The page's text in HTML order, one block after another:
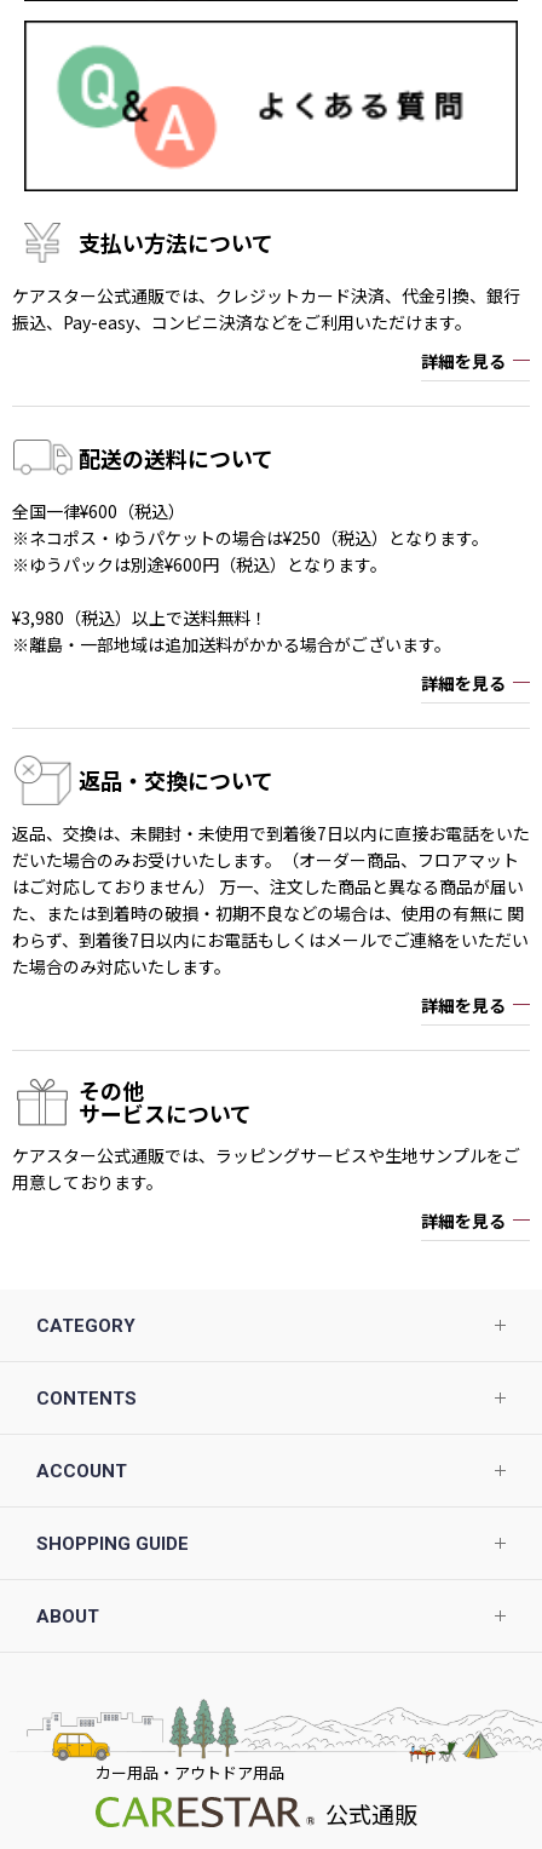
支払い方法について
ケアスター公式通販では、クレジットカード決済、代金引換、銀行
振込、Pay-easy、コンビニ決済などをご利用いただけます。
詳細を見る
配送の送料について
全国一律¥600（税込）
※ネコポス・ゆうパケットの場合は¥250（税込）となります。
※ゆうパックは別途¥600円（税込）となります。
¥3,980（税込）以上で送料無料！
※離島・一部地域は追加送料がかかる場合がございます。
詳細を見る
返品・交換について
返品、交換は、未開封・未使用で到着後7日以内に直接お電話をいた
だいた場合のみお受けいたします。（オーダー商品、フロアマット
はご対応しておりません） 万一、注文した商品と異なる商品が届い
た、または到着時の破損・初期不良などの場合は、使用の有無に 関
わらず、到着後7日以内にお電話もしくはメールでご連絡をいただい
た場合のみ対応いたします。
詳細を見る
その他
サービスについて
ケアスター公式通販では、ラッピングサービスや生地サンプルをご
用意しております。
詳細を見る
CATEGORY
CONTENTS
ACCOUNT
SHOPPING GUIDE
ABOUT
カー用品・アウトドア用品
公式通販